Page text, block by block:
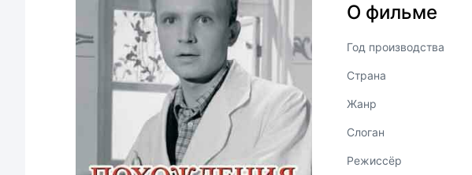
О фильме
Год производства
Страна
Жанр
Слоган
Режиссёр